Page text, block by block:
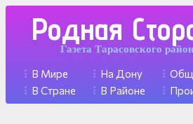
Родная
Газета Тарасовского
В Мире
В Стране
На Дону
В Районе